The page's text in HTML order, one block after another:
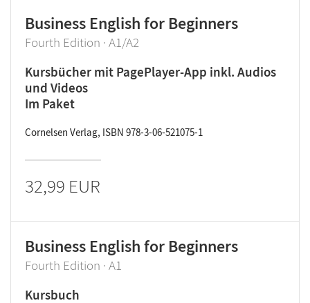
Business English for Beginners
Fourth Edition · A1/A2
Kursbücher mit PagePlayer-App inkl. Audios
und Videos
Im Paket
Cornelsen Verlag, ISBN 978-3-06-521075-1
32,99 EUR
Business English for Beginners
Fourth Edition · A1
Kursbuch